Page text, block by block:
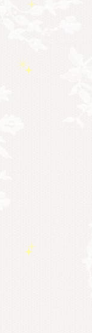
セミナー情報